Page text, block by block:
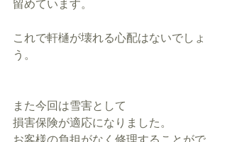
留めています。
これで軒樋が壊れる心配はないでしょ
う。
また今回は雪害として
損害保険が適応になりました。
お客様の負担がなく修理することがで